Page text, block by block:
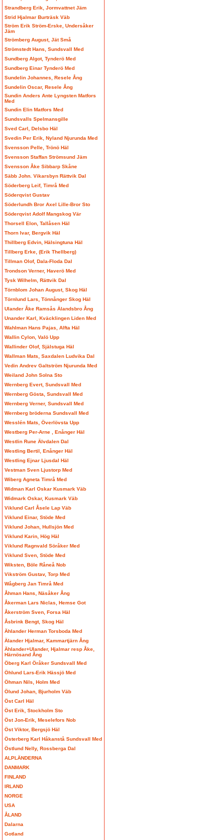
Strandberg Erik, Jormvattnet Jäm
Strid Hjalmar Burträsk Väb
Ström Erik Ström-Erske, Undersåker
Jäm
Strömberg August, Jät Små
Strömstedt Hans, Sundsvall Med
Sundberg Algot, Tynderö Med
Sundberg Einar Tynderö Med
Sundelin Johannes, Resele Ång
Sundelin Oscar, Resele Ång
Sundin Anders Ante Lyngsten Matfors
Med
Sundin Elin Matfors Med
Sundsvalls Spelmansgille
Sved Carl, Delsbo Häl
Svedin Per Erik, Nyland Njurunda Med
Svensson Pelle, Trönö Häl
Svensson Staffan Strömsund Jäm
Svensson Åke Sibbarp Skåne
Säbb John. Vikarsbyn Rättvik Dal
Söderberg Leif, Timrå Med
Söderqvist Gustav
Söderlundh Bror Axel Lille-Bror Sto
Söderqvist Adolf Mangskog Vär
Thorsell Elon, Tallåsen Häl
Thorn Ivar, Bergvik Häl
Thillberg Edvin, Hälsingtuna Häl
Tillberg Erke, (Erik Thellberg)
Tillman Olof, Dala-Floda Dal
Trondson Verner, Haverö Med
Tysk Wilhelm, Rättvik Dal
Törnblom Johan August, Skog Häl
Törnlund Lars, Tönnånger Skog Häl
Ulander Åke Ramsås Älandsbro Ång
Unander Karl, Kväcklingen Liden Med
Wahlman Hans Pajas, Alfta Häl
Wallin Cylon, Valö Upp
Wallinder Olof, Själstuga Häl
Wallman Mats, Saxdalen Ludvika Dal
Vedin Andrev Galtström Njurunda Med
Weiland John Solna Sto
Wernberg Evert, Sundsvall Med
Wernberg Gösta, Sundsvall Med
Wernberg Verner, Sundsvall Med
Wernberg bröderna Sundsvall Med
Wesslén Mats, Överlövsta Upp
Westberg Per-Arne , Enånger Häl
Westlin Rune Älvdalen Dal
Westling Bertil, Enånger Häl
Westling Ejnar Ljusdal Häl
Vestman Sven Ljustorp Med
Wiberg Agneta Timrå Med
Widman Karl Oskar Kusmark Väb
Widmark Oskar, Kusmark Väb
Viklund Carl Åsele Lap Väb
Viklund Einar, Stöde Med
Viklund Johan, Hullsjön Med
Viklund Karin, Hög Häl
Viklund Ragnvald Söråker Med
Viklund Sven, Stöde Med
Wiksten, Böle Råneå Nob
Vikström Gustav, Torp Med
Wågberg Jan Timrå Med
Åhman Hans, Näsåker Ång
Åkerman Lars Niclas, Hemse Got
Åkerström Sven, Forsa Häl
Åsbrink Bengt, Skog Häl
Ählander Herman Torsboda Med
Älander Hjalmar, Kammartjärn Ång
Ählander+Ulander, Hjalmar resp Åke,
Härnösand Ång
Öberg Karl Öråker Sundsvall Med
Öhlund Lars-Erik Hässjö Med
Öhman Nils, Holm Med
Ölund Johan, Bjurholm Väb
Öst Carl Häl
Öst Erik, Stockholm Sto
Öst Jon-Erik, Meselefors Nob
Öst Viktor, Bergsjö Häl
Österberg Karl Håkanstå Sundsvall Med
Östlund Nelly, Rossberga Dal
ALPLÄNDERNA
DANMARK
FINLAND
IRLAND
NORGE
USA
ÅLAND
Dalarna
Gotland